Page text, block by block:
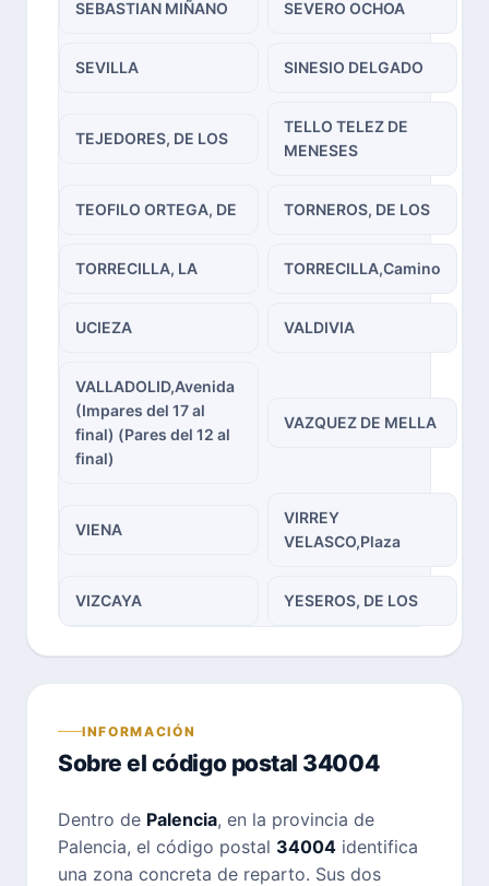
SEBASTIAN MIÑANO SEVERO OCHOA
SEVILLA SINESIO DELGADO
TEJEDORES, DE LOS
TELLO TELEZ DE
MENESES
TEOFILO ORTEGA, DE TORNEROS, DE LOS
TORRECILLA, LA TORRECILLA,Camino
UCIEZA VALDIVIA
VALLADOLID,Avenida
(Impares del 17 al
final) (Pares del 12 al
final)
VAZQUEZ DE MELLA
VIENA
VIRREY
VELASCO,Plaza
VIZCAYA YESEROS, DE LOS
INFORMACIÓN
Sobre el código postal 34004
Dentro de Palencia, en la provincia de
Palencia, el código postal 34004 identifica
una zona concreta de reparto. Sus dos